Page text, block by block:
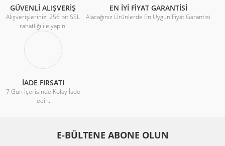
GÜVENLİ ALIŞVERİŞ
Alışverişlerinizi 256 bit SSL
rahatlığı ile yapın.
EN İYİ FİYAT GARANTİSİ
Alacağınız Ürünlerde En Uygun Fiyat Garantisi
İADE FIRSATI
7 Gün İçerisinde Kolay İade
edin.
E-BÜLTENE ABONE OLUN